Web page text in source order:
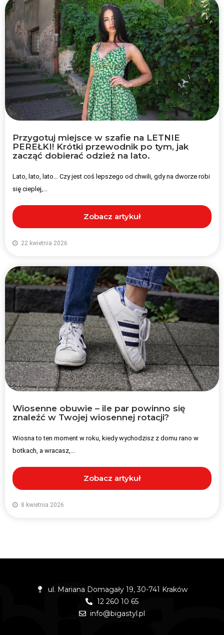
Przygotuj miejsce w szafie na LETNIE
PEREŁKI! Krótki przewodnik po tym, jak
zacząć dobierać odzież na lato.
Lato, lato, lato… Czy jest coś lepszego od chwili, gdy na dworze robi
się cieplej,...
Zobacz artykuł
22 kwietnia 2026
Wiosenne obuwie – ile par powinno się
znaleźć w Twojej wiosennej rotacji?
Wiosna to ten moment w roku, kiedy wychodzisz z domu rano w
botkach, a wracasz,...
Zobacz artykuł
8 kwietnia 2026
ul. Mariana Domagały 19, 30-741 Kraków
12 260 10 65
info@bigastyl.pl